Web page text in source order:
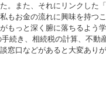
。また、それにリンクした
もお金の流れに興味を持つ
もっと深く腑に落ちるよう
続き、相続税の計算、不動
窓口などがあると大変ありが